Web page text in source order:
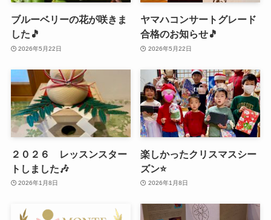
ブルーベリーの花が咲きま
した🎵
2026年5月22日
ヤマハコンサートグレード
合格のお知らせ🎵
2026年5月22日
２０２６ レッスンスター
トしました🎶
2026年1月8日
楽しかったクリスマスシー
ズン⭐️
2026年1月8日